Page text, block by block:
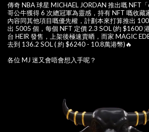
傳奇 NBA 球星 MICHAEL JORDAN 推出嘅 NFT
哥公牛獲得 6 次總冠軍為靈感，持有 NFT 嘅收藏
內容同其他項目嘅優先權，計劃本來打算推出
出 5005 個，每個 NFT 定價 2.3 SOL (約 $1600
台 HEIR 發售，上架後極速賣晒，而家 MAGIC
去到 136.2 SOL ( 約 $6240 - 10.8萬港幣)🔥
各位 MJ 迷又會唔會想入手呢？